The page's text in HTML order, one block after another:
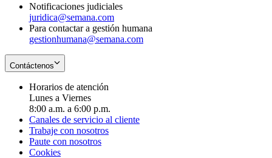
Notificaciones judiciales
juridica@semana.com
Para contactar a gestión humana
gestionhumana@semana.com
Contáctenos
Horarios de atención
Lunes a Viernes
8:00 a.m. a 6:00 p.m.
Canales de servicio al cliente
Trabaje con nosotros
Paute con nosotros
Cookies